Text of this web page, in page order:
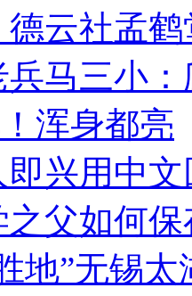
德云社孟
马三小
浑身都亮
兴用中
之父如何
地”无锡